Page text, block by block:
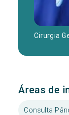
Cirurgia
Áreas de
Consulta